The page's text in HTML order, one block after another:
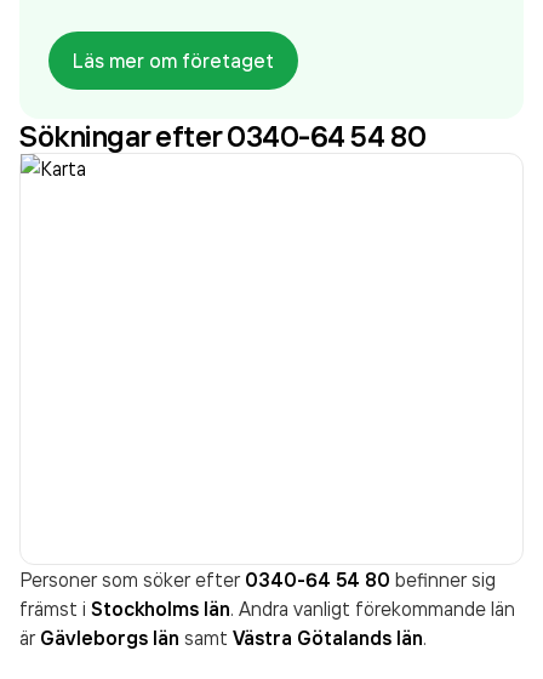
2024 då det jobbade 15 personer på företaget.
Bolaget är ett aktiebolag som varit aktivt sedan
1972. A3 Foretag AB omsatte 137 486 000,00 kr
senaste räkenskapsåret (2025).
Läs mer om företaget
Sökningar efter 0340-64 54 80
Personer som söker efter 0340-64 54 80 befinner sig
främst i Stockholms län. Andra vanligt förekommande län
är Gävleborgs län samt Västra Götalands län.